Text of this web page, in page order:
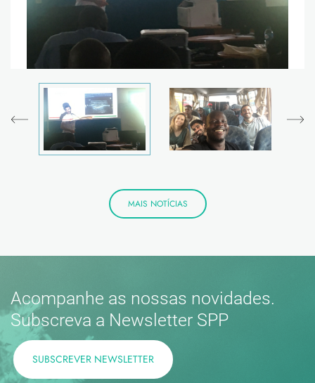
MAIS NOTÍCIAS
Acompanhe as nossas novidades.
Subscreva a Newsletter SPP
SUBSCREVER NEWSLETTER